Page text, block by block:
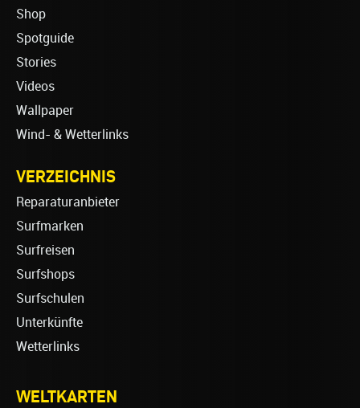
Shop
Spotguide
Stories
Videos
Wallpaper
Wind- & Wetterlinks
VERZEICHNIS
Reparaturanbieter
Surfmarken
Surfreisen
Surfshops
Surfschulen
Unterkünfte
Wetterlinks
WELTKARTEN